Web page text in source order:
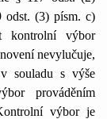
odst. (3) písm. c)
kontrolní výbor
nevylučuje,
souladu s výše
prováděním
výbor je